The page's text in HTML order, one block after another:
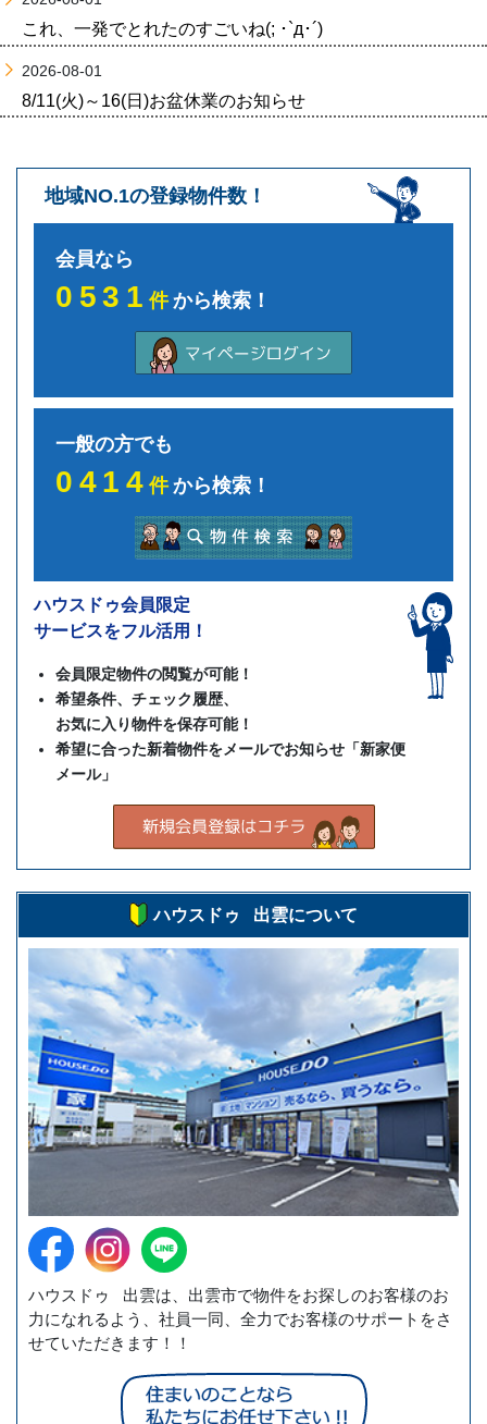
これ、一発でとれたのすごいね(; ･`д･´)
2026-08-01
8/11(火)～16(日)お盆休業のお知らせ
地域NO.1の登録物件数！
会員なら
0531件から検索！
一般の方でも
0414件から検索！
ハウスドゥ会員限定
サービスをフル活用！
会員限定物件の閲覧が可能！
希望条件、チェック履歴、
お気に入り物件を保存可能！
希望に合った新着物件をメールでお知らせ「新家便
メール」
ハウスドゥ 出雲について
ハウスドゥ 出雲は、出雲市で物件をお探しのお客様のお
力になれるよう、社員一同、全力でお客様のサポートをさ
せていただきます！！